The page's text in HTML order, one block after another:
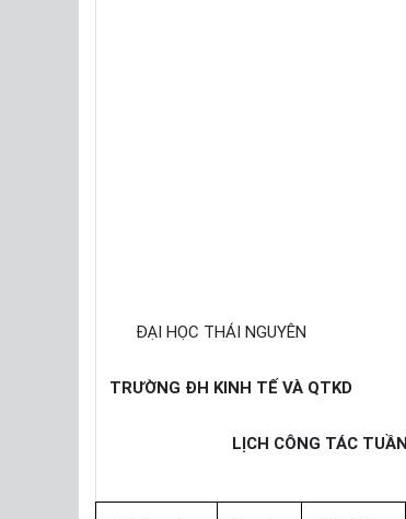
ĐẠI HỌC THÁI NGUYÊN
TRƯỜNG ĐH KINH TẾ VÀ QTKD
LỊCH CÔNG TÁC